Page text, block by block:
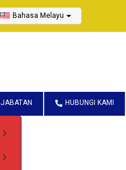
Bahasa Melayu
JABATAN HUBUNGI KAMI